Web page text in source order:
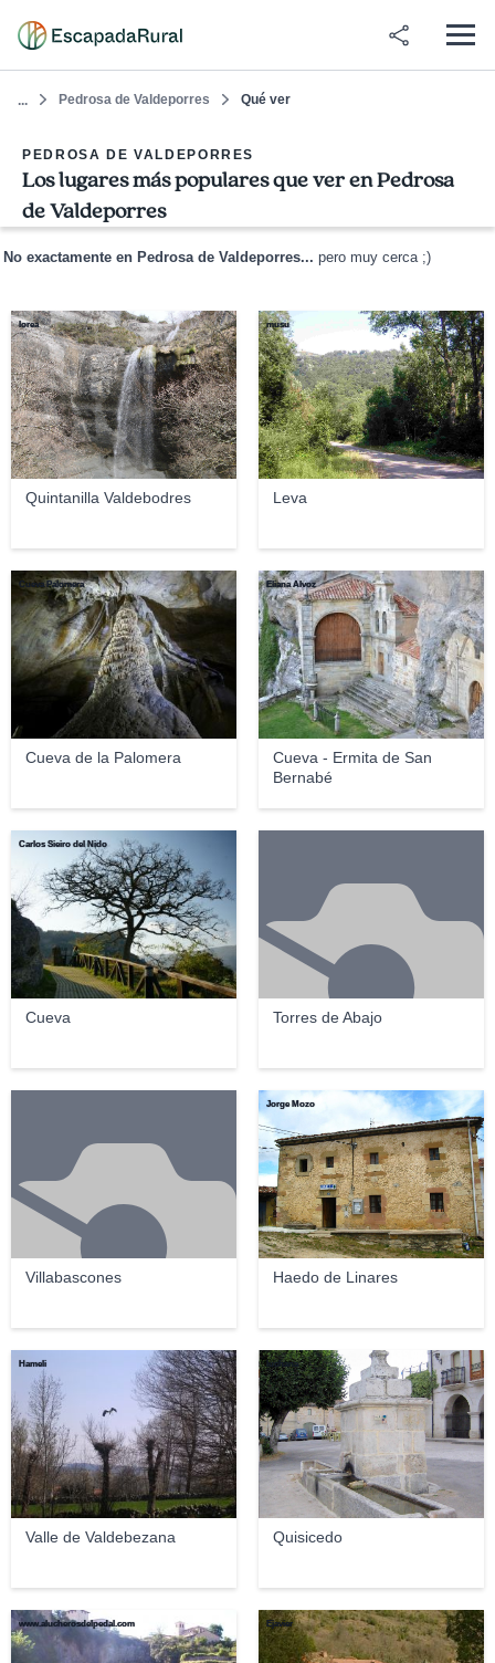
... Pedrosa de Valdeporres Qué ver
PEDROSA DE VALDEPORRES
Los lugares más populares que ver en Pedrosa
de Valdeporres
No exactamente en Pedrosa de Valdeporres... pero muy cerca ;)
Quintanilla Valdebodres
lorea
Leva
musu
Cueva de la Palomera
Cueva Palomera
Cueva - Ermita de San
Bernabé
Eliana Alvoz
Cueva
Carlos Sieiro del Nido
Torres de Abajo
Villabascones Haedo de Linares
Jorge Mozo
Valle de Valdebezana
Hameli
Quisicedo
luchana
www.alucherosdelpedal.com Ejavier